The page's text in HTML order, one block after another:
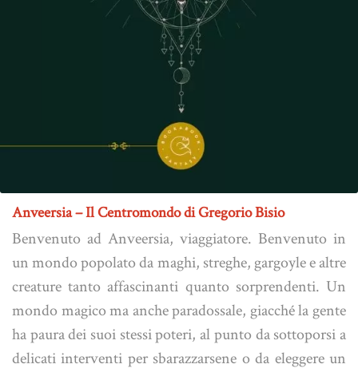
Anveersia – Il Centromondo di Gregorio Bisio
Benvenuto ad Anveersia, viaggiatore. Benvenuto in
un mondo popolato da maghi, streghe, gargoyle e altre
creature tanto affascinanti quanto sorprendenti. Un
mondo magico ma anche paradossale, giacché la gente
ha paura dei suoi stessi poteri, al punto da sottoporsi a
delicati interventi per sbarazzarsene o da eleggere un